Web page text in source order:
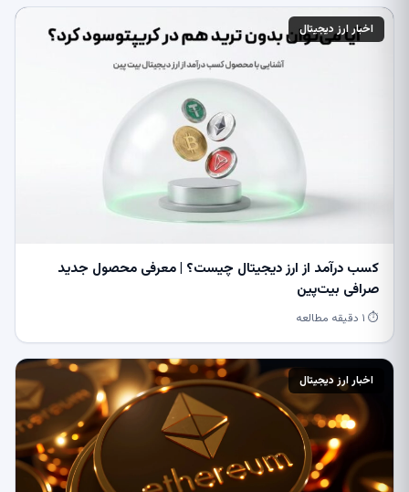
اخبار ارز دیجیتال
کسب درآمد از ارز دیجیتال چیست؟ | معرفی محصول جدید
صرافی بیت‌پین
⏱ ۱ دقیقه مطالعه
اخبار ارز دیجیتال